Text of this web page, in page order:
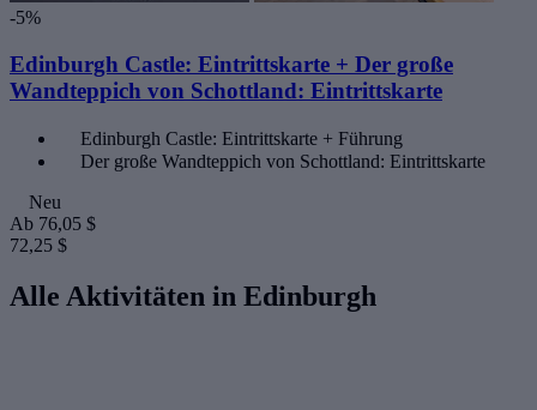
-5%
Edinburgh Castle: Eintrittskarte + Der große
Wandteppich von Schottland: Eintrittskarte
Edinburgh Castle: Eintrittskarte + Führung
Der große Wandteppich von Schottland: Eintrittskarte
Neu
Ab 76,05 $
72,25 $
Alle Aktivitäten in Edinburgh